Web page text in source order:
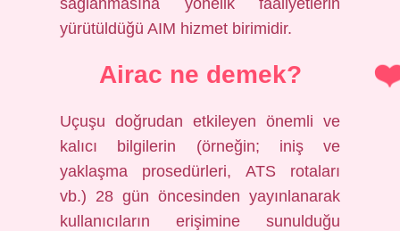
sağlanmasına yönelik faaliyetlerin
yürütüldüğü AIM hizmet birimidir.
Airac ne demek?
Uçuşu doğrudan etkileyen önemli ve
kalıcı bilgilerin (örneğin; iniş ve
yaklaşma prosedürleri, ATS rotaları
vb.) 28 gün öncesinden yayınlanarak
kullanıcıların erişimine sunulduğu